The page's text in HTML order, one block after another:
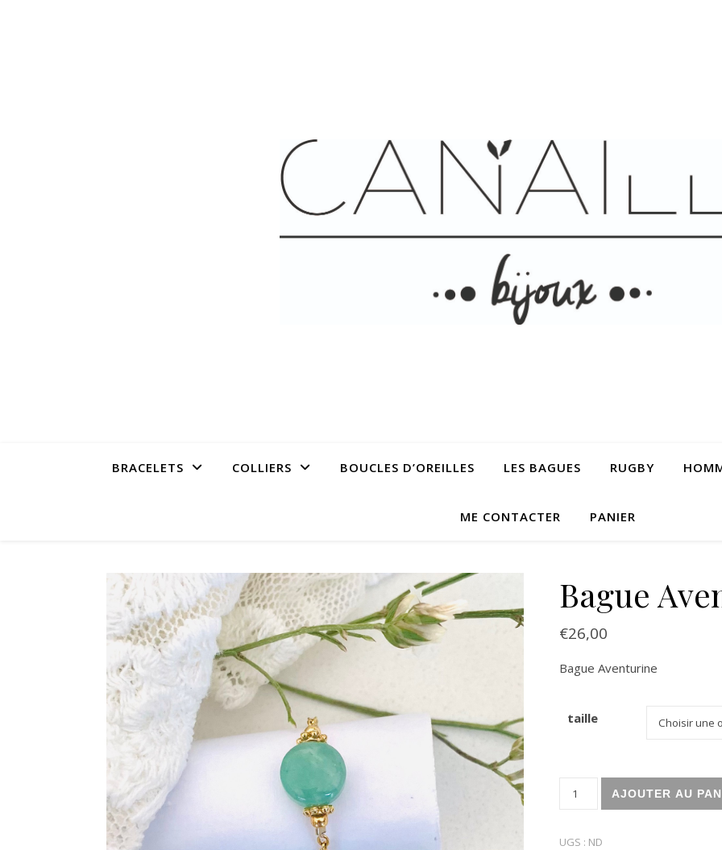
BRACELETS COLLIERS BOUCLES D’OREILLES LES BAGUES RUGBY
ME CONTACTER PANIER
Bague
€26,00
Bague Aventurine
taille
quantité de Bague
AJOUTER AU
UGS : ND